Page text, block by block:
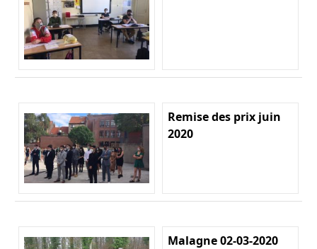
Remise des prix juin
2020
Malagne 02-03-2020